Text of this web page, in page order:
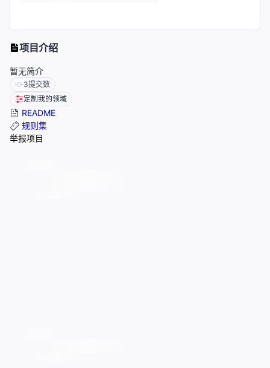
项目介绍
暂无简介
3提交数
定制我的领域
README
规则集
举报项目